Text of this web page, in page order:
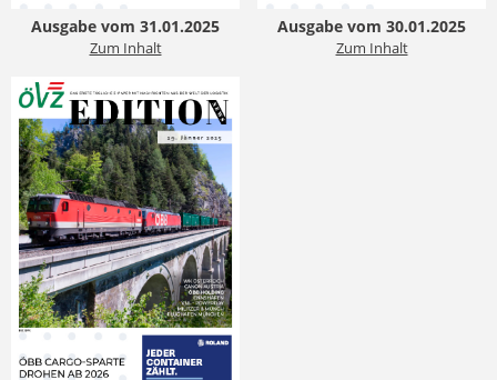
Ausgabe vom 31.01.2025
Zum Inhalt
Ausgabe vom 30.01.2025
Zum Inhalt